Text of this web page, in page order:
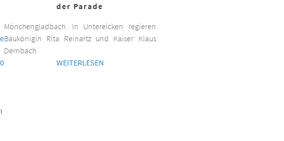
der Parade
Mönchengladbach. In Untereicken regieren
Bäukönigin Rita Reinartz und Kaiser Klaus
Dernbach.
WEITERLESEN